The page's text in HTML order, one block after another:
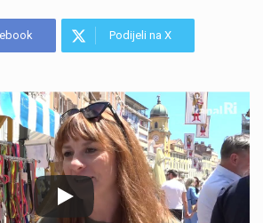
Podijeli na X